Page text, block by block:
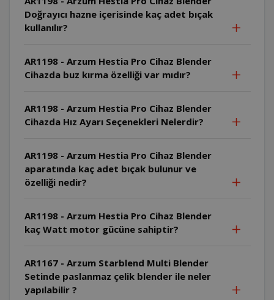
Doğrayıcı hazne içerisinde kaç adet bıçak
kullanılır?
AR1198 - Arzum Hestia Pro Cihaz Blender
Cihazda buz kırma özelliği var mıdır?
AR1198 - Arzum Hestia Pro Cihaz Blender
Cihazda Hız Ayarı Seçenekleri Nelerdir?
AR1198 - Arzum Hestia Pro Cihaz Blender
aparatında kaç adet bıçak bulunur ve
özelliği nedir?
AR1198 - Arzum Hestia Pro Cihaz Blender
kaç Watt motor gücüne sahiptir?
AR1167 - Arzum Starblend Multi Blender
Setinde paslanmaz çelik blender ile neler
yapılabilir ?